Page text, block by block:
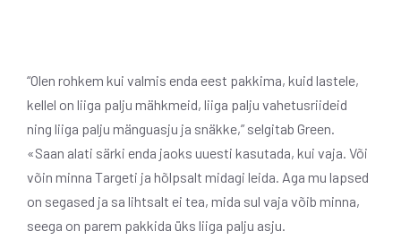
“Olen rohkem kui valmis enda eest pakkima, kuid lastele,
kellel on liiga palju mähkmeid, liiga palju vahetusriideid
ning liiga palju mänguasju ja snäkke,” selgitab Green.
«Saan alati särki enda jaoks uuesti kasutada, kui vaja. Või
võin minna Targeti ja hõlpsalt midagi leida. Aga mu lapsed
on segased ja sa lihtsalt ei tea, mida sul vaja võib minna,
seega on parem pakkida üks liiga palju asju.